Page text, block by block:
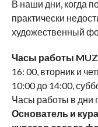
В наши дни, когда
практически
художественный
Часы работы
16: 00, вторник и
10:00 до 14:00,
Часы работы в дни
Основатель и